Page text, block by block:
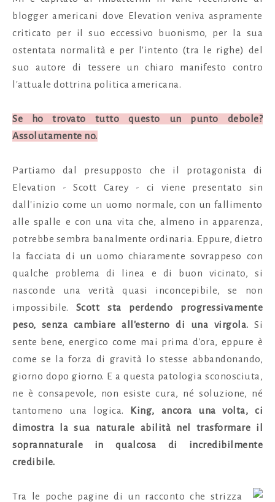
blogger americani dove Elevation veniva aspramente
criticato per il suo eccessivo buonismo, per la sua
ostentata normalità e per l'intento (tra le righe) del
suo autore di tessere un chiaro manifesto contro
l'attuale dottrina politica americana.
Se ho trovato tutto questo un punto debole?
Assolutamente no.
Partiamo dal presupposto che il protagonista di
Elevation - Scott Carey - ci viene presentato sin
dall'inizio come un uomo normale, con un fallimento
alle spalle e con una vita che, almeno in apparenza,
potrebbe sembra banalmente ordinaria. Eppure, dietro
la facciata di un uomo chiaramente sovrappeso con
qualche problema di linea e di buon vicinato, si
nasconde una verità quasi inconcepibile, se non
impossibile. Scott sta perdendo progressivamente
peso, senza cambiare all'esterno di una virgola. Si
sente bene, energico come mai prima d'ora, eppure è
come se la forza di gravità lo stesse abbandonando,
giorno dopo giorno. E a questa patologia sconosciuta,
ne è consapevole, non esiste cura, né soluzione, né
tantomeno una logica. King, ancora una volta, ci
dimostra la sua naturale abilità nel trasformare il
soprannaturale in qualcosa di incredibilmente
credibile.
Tra le poche pagine di un racconto che strizza